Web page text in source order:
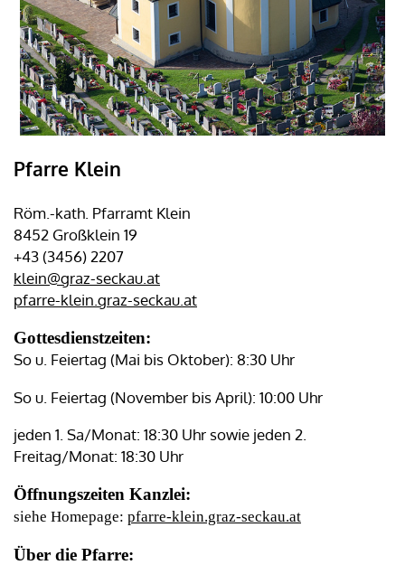
Pfarre Klein
Röm.-kath. Pfarramt Klein
8452 Großklein 19
+43 (3456) 2207
klein@graz-seckau.at
pfarre-klein.graz-seckau.at
Gottesdienstzeiten:
So u. Feiertag (Mai bis Oktober): 8:30 Uhr
So u. Feiertag (November bis April): 10:00 Uhr
jeden 1. Sa/Monat: 18:30 Uhr sowie jeden 2.
Freitag/Monat: 18:30 Uhr
Öffnungszeiten Kanzlei:
siehe Homepage: pfarre-klein.graz-seckau.at
Über die Pfarre: